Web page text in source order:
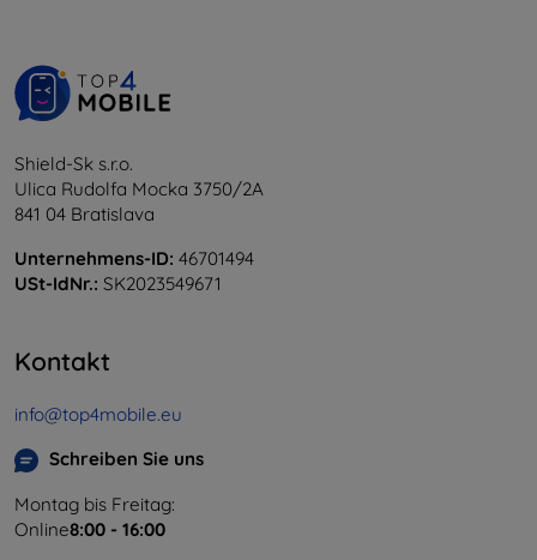
Shield-Sk s.r.o.
Ulica Rudolfa Mocka 3750/2A
841 04 Bratislava
Unternehmens-ID: 46701494
USt-IdNr.: SK2023549671
Kontakt
info@top4mobile.eu
Schreiben Sie uns
Montag bis Freitag:
Online8:00 - 16:00